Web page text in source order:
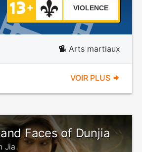
VIOLENCE
Arts martiaux
VOIR PLUS
Faces of Dunjia
Jia